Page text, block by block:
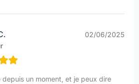
02/06/2025
depuis un moment, et je peux dire